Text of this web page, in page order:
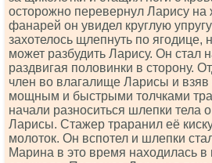
осторожно перевернул Ларису на
фанарей он увидел круглую
захотелось щлепнуть по ягодице,
может разбудить Ларису. Он стал
раздвигая половинки в сторону.
член во влагалище Ларисы и взяв
мощным и быстрыми толчками
начали разноситься шлепки тела
Ларисы. Стажер траранил её
молоток. Он вспотел и шлепки
Марина в это время находилась в